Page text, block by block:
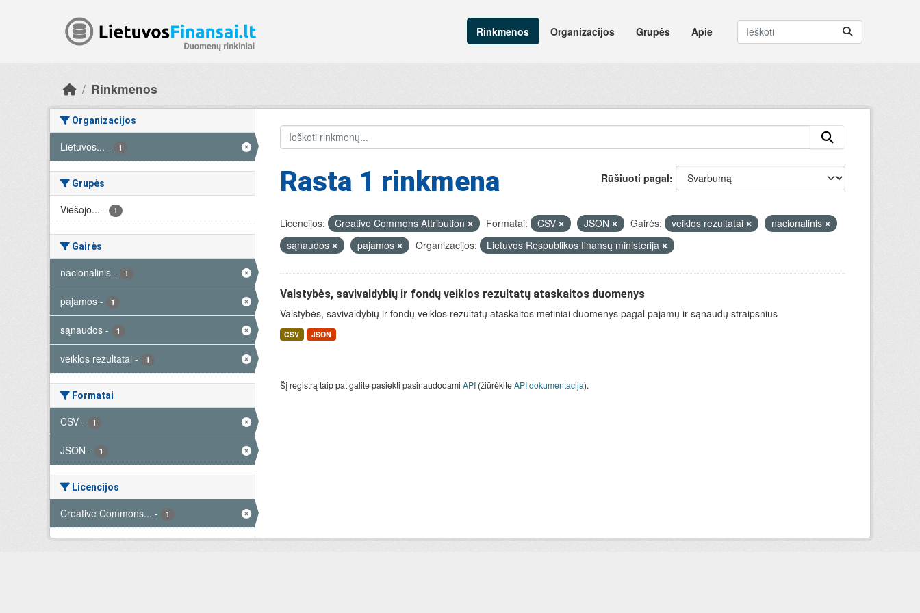
Rinkmenos
Organizacijos Grupės Apie
Rinkmenos
Organizacijos
Lietuvos... - 1
Grupės
Viešojo... - 1
Gairės
nacionalinis - 1
pajamos - 1
sąnaudos - 1
veiklos rezultatai - 1
Formatai
CSV - 1
JSON - 1
Licencijos
Creative Commons... - 1
Rūšiuoti pagal
Rasta 1 rinkmena
Licencijos: Creative Commons Attribution Formatai: CSV JSON Gairės: veiklos rezultatai
nacionalinis
sąnaudos
pajamos Organizacijos: Lietuvos Respublikos finansų ministerija
Valstybės, savivaldybių ir fondų veiklos rezultatų ataskaitos duomenys
Valstybės, savivaldybių ir fondų veiklos rezultatų ataskaitos metiniai duomenys pagal pajamų ir sąnaudų straipsnius
CSV JSON
Šį registrą taip pat galite pasiekti pasinaudodami API(žiūrėkiteAPI dokumentacija).